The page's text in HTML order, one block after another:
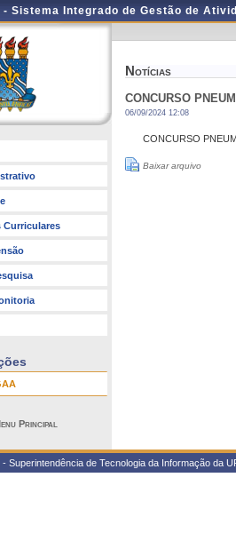
- Sistema Integrado de Gestão de
Curriculares
Principal
Notícias
CONCURSO
06/09/2024 12:08
CONCURSO
Baixar arquivo
- Superintendência de Tecnologia da Informação da